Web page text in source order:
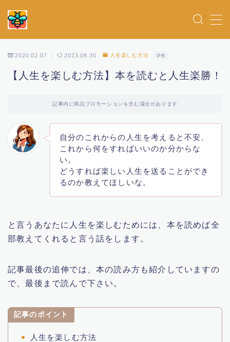
MENU
ホーム
お得情報
俳優
YouTube
お笑い芸人
2020.02.07 2023.08.30 人生楽しむ方法 PR
【人生を楽しむ方法】本を読むと人生楽勝！
記事内に商品プロモーションを含む場合があります
自分のこれからの人生を考えると不安、
これから何をすればいいのか分からな
い。
どうすれば楽しい人生を送ることができ
るのか教えてほしいな。
と言うあなたに人生を楽しむためには、本を読めば全
部教えてくれると言う話をします。
記事最後の追伸では、本の読み方も紹介していますの
で、最後まで読んで下さい。
記事のポイント
人生を楽しむ方法